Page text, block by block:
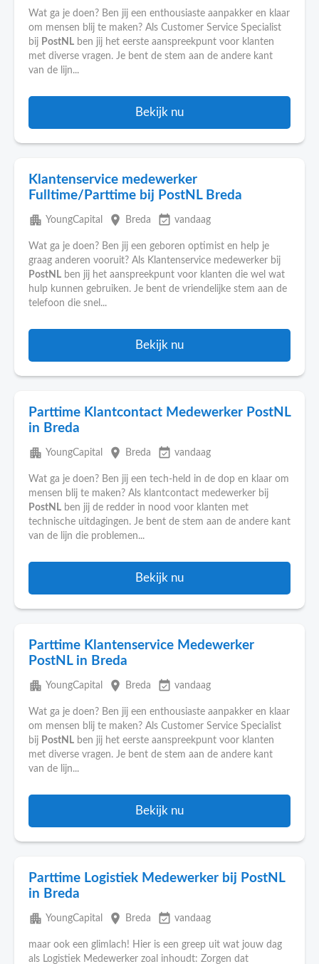
Wat ga je doen? Ben jij een enthousiaste aanpakker en klaar
om mensen blij te maken? Als Customer Service Specialist
bij PostNL ben jij het eerste aanspreekpunt voor klanten
met diverse vragen. Je bent de stem aan de andere kant
van de lijn...
Bekijk nu
Klantenservice medewerker
Fulltime/Parttime bij PostNL Breda
apartment YoungCapital place Breda event_available vandaag
Wat ga je doen? Ben jij een geboren optimist en help je
graag anderen vooruit? Als Klantenservice medewerker bij
PostNL ben jij het aanspreekpunt voor klanten die wel wat
hulp kunnen gebruiken. Je bent de vriendelijke stem aan de
telefoon die snel...
Bekijk nu
Parttime Klantcontact Medewerker PostNL
in Breda
apartment YoungCapital place Breda event_available vandaag
Wat ga je doen? Ben jij een tech-held in de dop en klaar om
mensen blij te maken? Als klantcontact medewerker bij
PostNL ben jij de redder in nood voor klanten met
technische uitdagingen. Je bent de stem aan de andere kant
van de lijn die problemen...
Bekijk nu
Parttime Klantenservice Medewerker
PostNL in Breda
apartment YoungCapital place Breda event_available vandaag
Wat ga je doen? Ben jij een enthousiaste aanpakker en klaar
om mensen blij te maken? Als Customer Service Specialist
bij PostNL ben jij het eerste aanspreekpunt voor klanten
met diverse vragen. Je bent de stem aan de andere kant
van de lijn...
Bekijk nu
Parttime Logistiek Medewerker bij PostNL
in Breda
apartment YoungCapital place Breda event_available vandaag
maar ook een glimlach! Hier is een greep uit wat jouw dag
als Logistiek Medewerker zoal inhoudt: Zorgen dat